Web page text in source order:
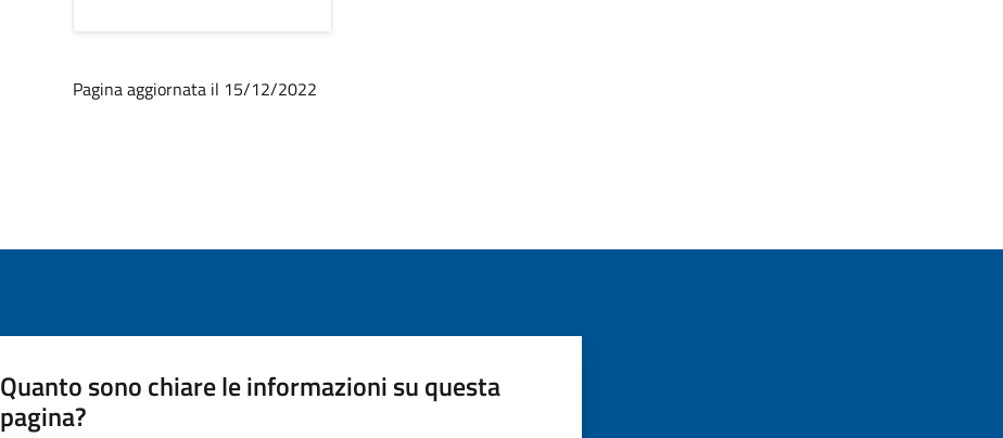
Pagina aggiornata il 15/12/2022
Quanto sono chiare le informazioni su questa
pagina?